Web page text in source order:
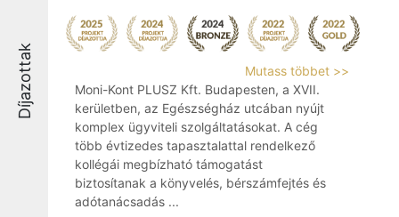
Díjazottak
Mutass többet >>
Moni-Kont PLUSZ Kft. Budapesten, a XVII.
kerületben, az Egészségház utcában nyújt
komplex ügyviteli szolgáltatásokat. A cég
több évtizedes tapasztalattal rendelkező
kollégái megbízható támogatást
biztosítanak a könyvelés, bérszámfejtés és
adótanácsadás ...